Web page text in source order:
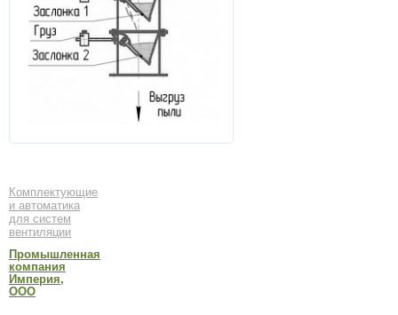
Комплектующие
и автоматика
для систем
вентиляции
Промышленная
компания
Империя,
ООО